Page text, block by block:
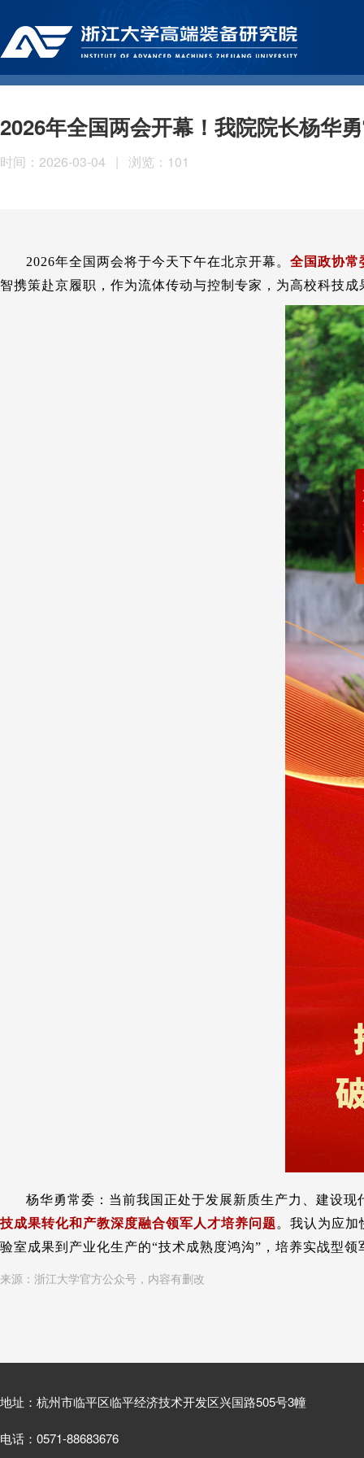
2026年全国两会开幕！我院院长杨华
时间：2026-03-04 | 浏览： 101
2026年全国两会将于今天下午在北京开幕。 全国政协常
智携策赴京履职，作为流体传动与控制专家，为高校科技
杨华勇常委：当前我国正处于发展新质生产力、建设
技成果转化和产教深度融合领军人才培养问题。我认为应
验室成果到产业化生产的“技术成熟度鸿沟”，培养实战型
来源：浙江大学官方公众号，内容有删改
地址：杭州市临平区临平经济技术开发区兴国路505号3幢
电话：0571-88683676